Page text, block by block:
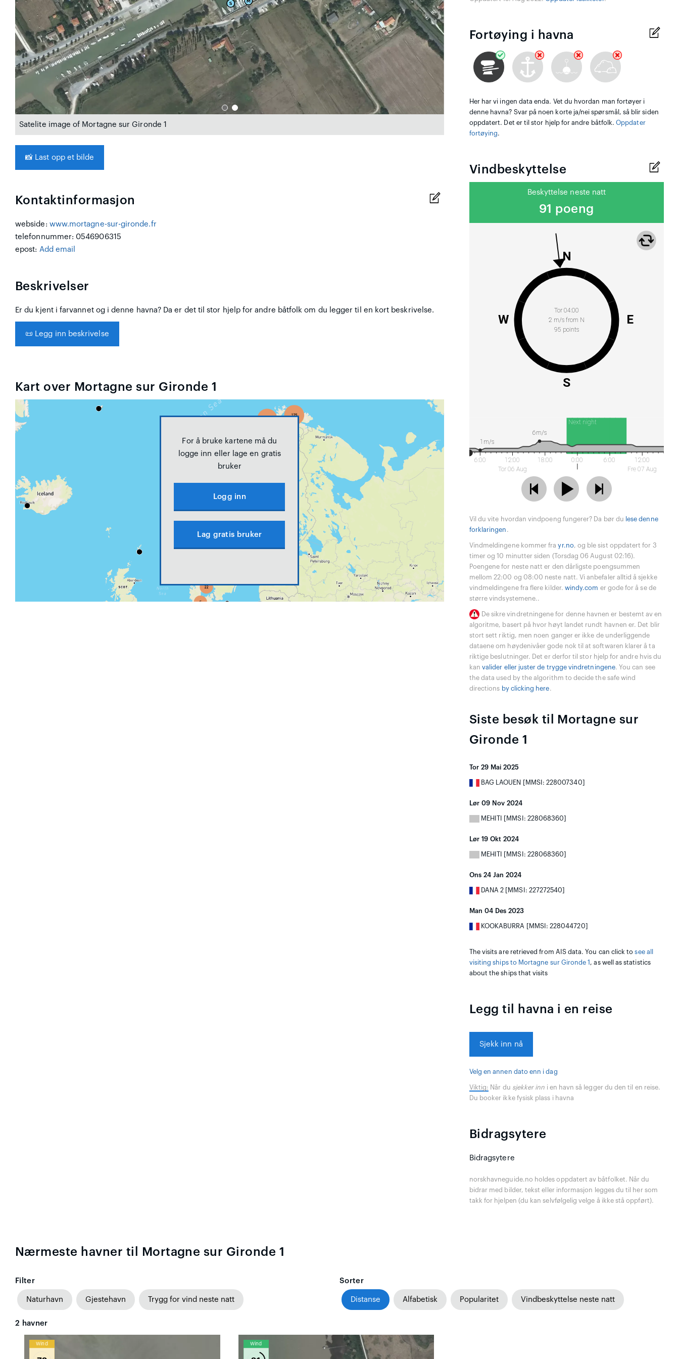
Satelite image of Mortagne sur Gironde 1
📸 Last opp et bilde
Kontaktinformasjon
webside: www.mortagne-sur-gironde.fr
telefonnummer: 0546906315
epost: Add email
Beskrivelser
Er du kjent i farvannet og i denne havna? Da er det til stor hjelp for andre båtfolk om du legger til en kort beskrivelse.
📜 Legg inn beskrivelse
Kart over Mortagne sur Gironde 1
For å bruke kartene må du
logge inn eller lage en gratis
bruker
Logg inn
Lag gratis bruker
Fortøying i havna
Her har vi ingen data enda. Vet du hvordan man fortøyer i
denne havna? Svar på noen korte ja/nei spørsmål, så blir siden
oppdatert. Det er til stor hjelp for andre båtfolk.Oppdater
fortøying.
Vindbeskyttelse
Beskyttelse neste natt
91 poeng
Tor 04:00
2 m/s from N
95 points
N
E
S
W
Next night
6:00
12:00
Tor 06 Aug
18:00 0:00 6:00
12:00
Fre 07 Aug
6m/s
1m/s
Vil du vite hvordan vindpoeng fungerer? Da bør du lese denne
forklaringen .
Vindmeldingene kommer frayr.no, og ble sist oppdatert for 3
timer og 10 minutter siden (Torsdag 06 August 02:16).
Poengene for neste natt er den dårligste poengsummen
mellom 22:00 og 08:00 neste natt. Vi anbefaler alltid å sjekke
vindmeldingene fra flere kilder. windy.com er gode for å se de
større vindsystemene..
De sikre vindretningene for denne havnen er bestemt av en
algoritme, basert på hvor høyt landet rundt havnen er. Det blir
stort sett riktig, men noen ganger er ikke de underliggende
dataene om høydenivåer gode nok til at softwaren klarer å ta
riktige beslutninger. Det er derfor til stor hjelp for andre hvis du
kanvalider eller juster de trygge vindretningene. You can see
the data used by the algorithm to decide the safe wind
directions by clicking here.
Siste besøk til Mortagne sur
Gironde 1
Tor 29 Mai 2025
BAG LAOUEN [MMSI: 228007340]
Lør 09 Nov 2024
MEHITI [MMSI: 228068360]
Lør 19 Okt 2024
MEHITI [MMSI: 228068360]
Ons 24 Jan 2024
DANA 2 [MMSI: 227272540]
Man 04 Des 2023
KOOKABURRA [MMSI: 228044720]
The visits are retrieved from AIS data. You can click tosee all
visiting ships to Mortagne sur Gironde 1 , as well as statistics
about the ships that visits
Legg til havna i en reise
Sjekk inn nå
Velg en annen dato enn i dag
Viktig: Når du sjekker inn i en havn så legger du den til en reise.
Du booker ikke fysisk plass i havna
Bidragsytere
Bidragsytere
norskhavneguide.no holdes oppdatert av båtfolket. Når du
bidrar med bilder, tekst eller informasjon legges du til her som
takk for hjelpen (du kan selvfølgelig velge å ikke stå oppført).
Nærmeste havner til Mortagne sur Gironde 1
Filter
Naturhavn Gjestehavn Trygg for vind neste natt
Sorter
Distanse Alfabetisk Popularitet Vindbeskyttelse neste natt
2 havner
Wind Wind